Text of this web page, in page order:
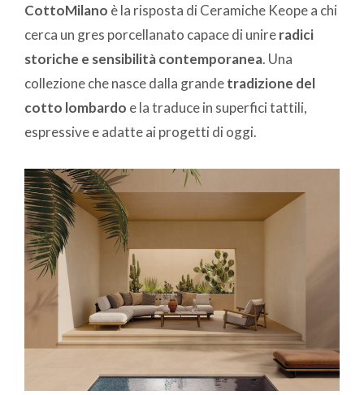
CottoMilano è la risposta di Ceramiche Keope a chi
cerca un gres porcellanato capace di unireradici
storiche e sensibilità contemporanea. Una
collezione che nasce dalla grandetradizione del
cotto lombardo e la traduce in superfici tattili,
espressive e adatte ai progetti di oggi.